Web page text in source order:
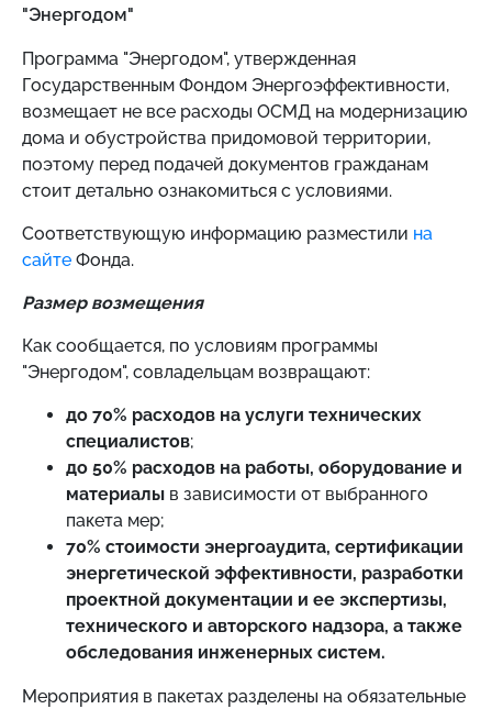
"Энергодом"
Программа "Энергодом", утвержденная
Государственным Фондом Энергоэффективности,
возмещает не все расходы ОСМД на модернизацию
дома и обустройства придомовой территории,
поэтому перед подачей документов гражданам
стоит детально ознакомиться с условиями.
Соответствующую информацию разместили на
сайте Фонда.
Размер возмещения
Как сообщается, по условиям программы
"Энергодом", совладельцам возвращают:
до 70% расходов на услуги технических
специалистов;
до 50% расходов на работы, оборудование и
материалы в зависимости от выбранного
пакета мер;
70% стоимости энергоаудита, сертификации
энергетической эффективности, разработки
проектной документации и ее экспертизы,
технического и авторского надзора, а также
обследования инженерных систем.
Мероприятия в пакетах разделены на обязательные